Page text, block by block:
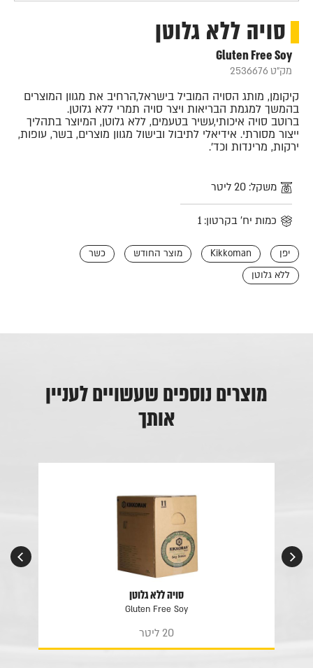
סויה ללא גלוטן
Gluten Free Soy
מק"ט 2536676
קיקומן, מותג הסויה המוביל בישראל,הרחיב את מגוון המוצרים
בהמשך למגמת הבריאות ויצר סויה תמרי ללא גלוטן.
ברוטב סויה איכותי,עשיר בטעמים, ללא גלוטן, המיוצר בתהליך
ייצור מסורתי. אידיאלי לתיבול ובישול מגוון מוצרים, בשר, עופות,
ירקות, מרינדות וכד'.
משקל: 20 ליטר
כמות יח' בקרטון: 1
יפן Kikkoman מוצר החודש
כשר
ללא גלוטן
מוצרים נוספים שעשויים לעניין
אותך
סויה ללא גלוטן
Gluten Free Soy
20 ליטר